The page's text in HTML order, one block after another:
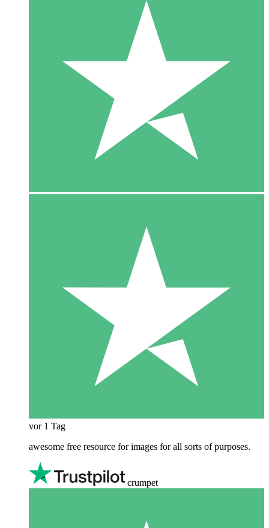
vor 1 Tag
awesome free resource for images for all sorts of purposes.
crumpet